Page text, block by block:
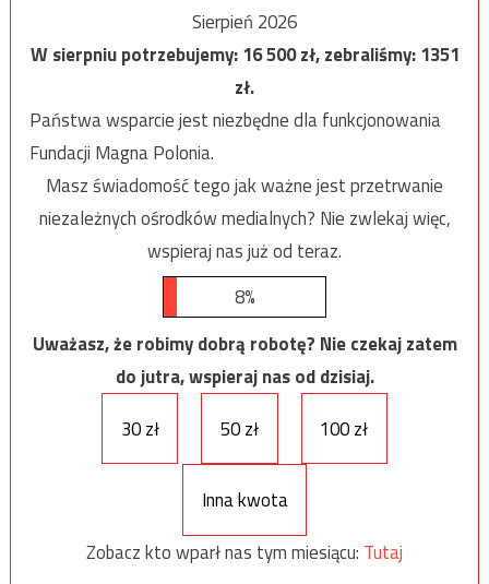
Sierpień 2026
W sierpniu potrzebujemy:16 500zł, zebraliśmy:1351
zł.
Państwa wsparcie jest niezbędne dla funkcjonowania
Fundacji Magna Polonia.
Masz świadomość tego jak ważne jest przetrwanie
niezależnych ośrodków medialnych? Nie zwlekaj więc,
wspieraj nas już od teraz.
8%
Uważasz, że robimy dobrą robotę? Nie czekaj zatem
do jutra, wspieraj nas od dzisiaj.
30 zł
50 zł 100 zł
Inna kwota
Zobacz kto wparł nas tym miesiącu: Tutaj